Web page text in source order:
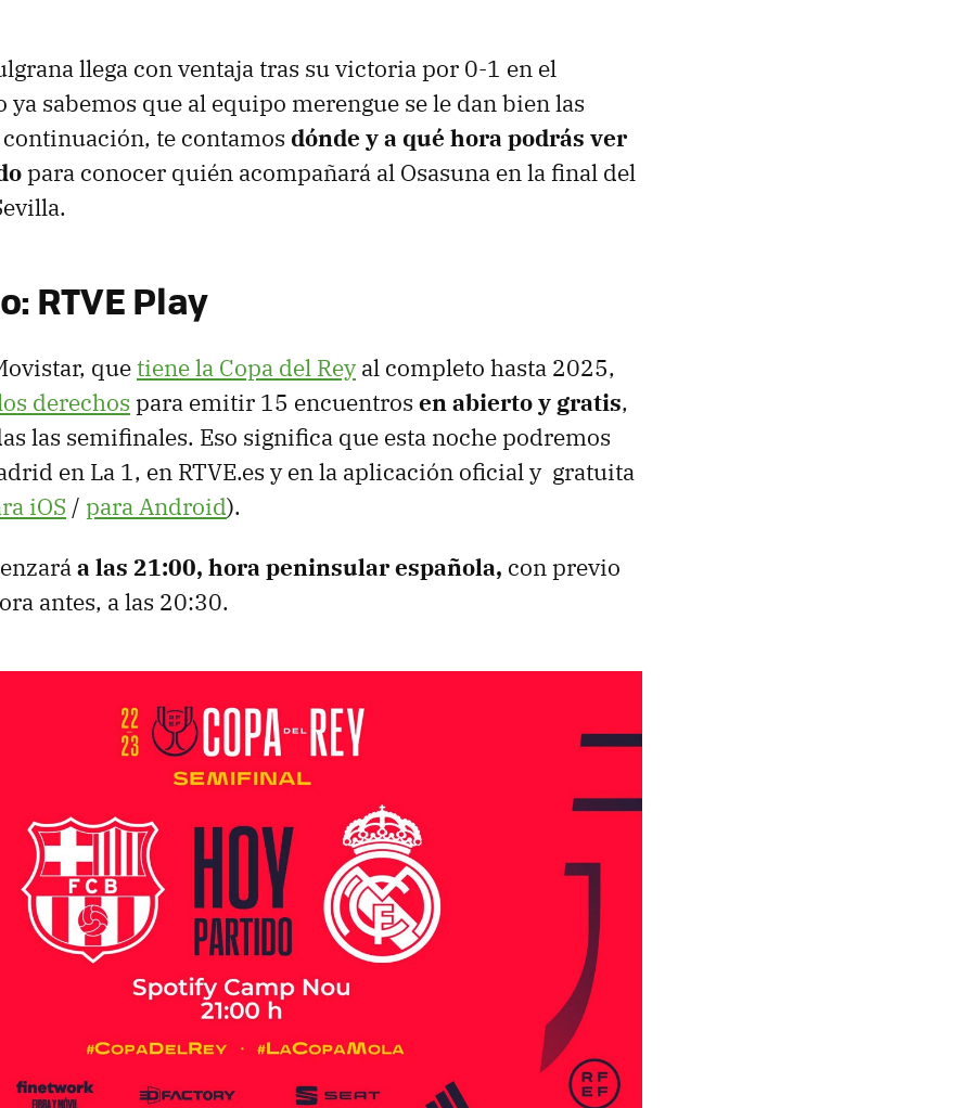
llega con ventaja tras su victoria por 0-1 en el
ya sabemos que al equipo merengue se le dan bien las
te contamos dónde y a qué hora podrás ver
para conocer quién acompañará al Osasuna en la final del
RTVE Play
que tiene la Copa del Reyal completo hasta 2025,
derechos para emitir 15 encuentros en abierto y gratis,
las semifinales. Eso significa que esta noche podremos
en La 1, en RTVE.es y en la aplicación oficial y gratuita
iOS / para Android).
a las 21:00, hora peninsular española, con previo
antes, a las 20:30.